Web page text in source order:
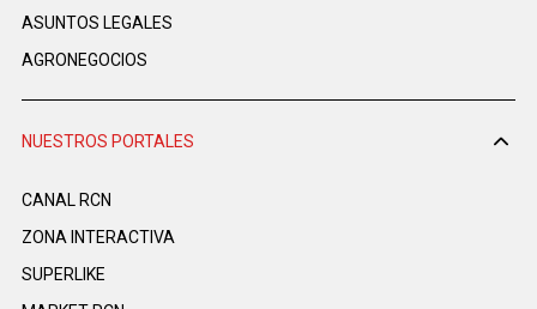
ASUNTOS LEGALES
AGRONEGOCIOS
NUESTROS PORTALES
CANAL RCN
ZONA INTERACTIVA
SUPERLIKE